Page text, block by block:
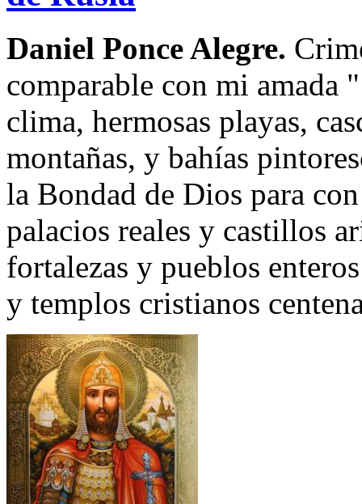
Daniel Ponce Alegre.
comparable con mi amada
clima, hermosas playas,
montañas, y bahías
la Bondad de Dios para
palacios reales y castillos
fortalezas y pueblos
y templos cristianos